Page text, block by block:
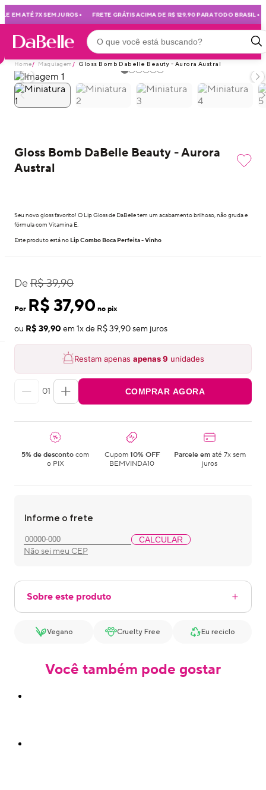
EM ATÉ 7X SEM JUROS• FRETE GRÁTIS ACIMA DE R$ 129,90 PARA TODO BRASIL•
Home/ Maquiagem / Gloss Bomb Dabelle Beauty - Aurora Austral
Gloss Bomb DaBelle Beauty - Aurora
Austral
Seu novo gloss favorito! O Lip Gloss de DaBelle tem um acabamento brilhoso, não gruda e
fórmula com Vitamina E.
Este produto está no Lip Combo Boca Perfeita - Vinho
De R$ 39,90
Por R$ 37,90 no pix
ou R$ 39,90 em 1x de R$ 39,90sem juros
Restam apenas apenas9 unidades
01 COMPRAR AGORA
5% de desconto com
o PIX
Cupom 10% OFF
BEMVINDA10
Parcele ematé 7x sem
juros
Informe o frete
CALCULAR
Não sei meu CEP
Sobre este produto
Vegano Cruelty Free Eu reciclo
Você também pode gostar